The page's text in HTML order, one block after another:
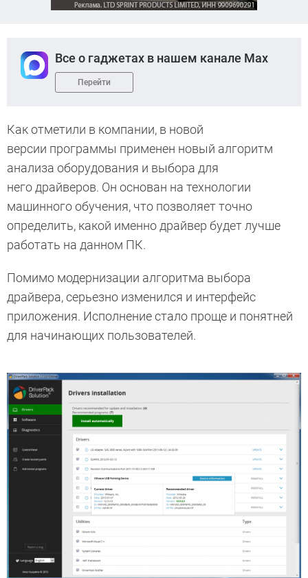
Все о гаджетах в нашем канале Max
Перейти
Как отметили в компании, в новой
версии программы применен новый алгоритм
анализа оборудования и выбора для
него драйверов. Он основан на технологии
машинного обучения, что позволяет точно
определить, какой именно драйвер будет лучше
работать на данном ПК.
Помимо модернизации алгоритма выбора
драйвера, серьезно изменился и интерфейс
приложения. Исполнение стало проще и понятней
для начинающих пользователей.